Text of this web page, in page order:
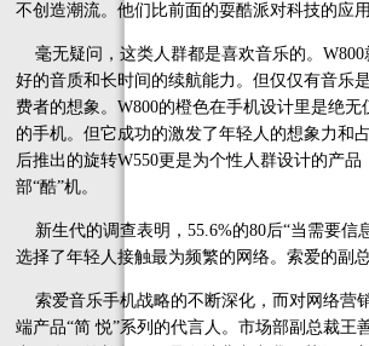
不创造潮流。他们比前面的耍酷派对科技的应
毫无疑问，这类人群都是喜欢音乐的。W800
好的音质和长时间的续航能力。但仅仅有音乐
费者的想象。W800的橙色在手机设计里是绝
的手机。但它成功的激发了年轻人的想象力和
后推出的旋转W550更是为个性人群设计的产
部“酷”机。
新生代的调查表明，55.6%的80后“当需要信
选择了年轻人接触最为频繁的网络。索爱的副
索爱音乐手机战略的不断深化，而对网络营
端产品“简 悦”系列的代言人。市场部副总裁王